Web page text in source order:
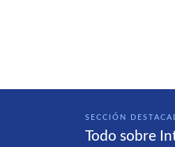
SECCIÓN
Todo sobre